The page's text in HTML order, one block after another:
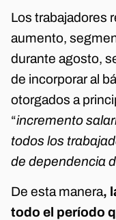
Los trabajadores
aumento,
durante agosto,
de incorporar al
otorgados a
“incremento
todos los
de dependencia
De esta manera,
todo el período